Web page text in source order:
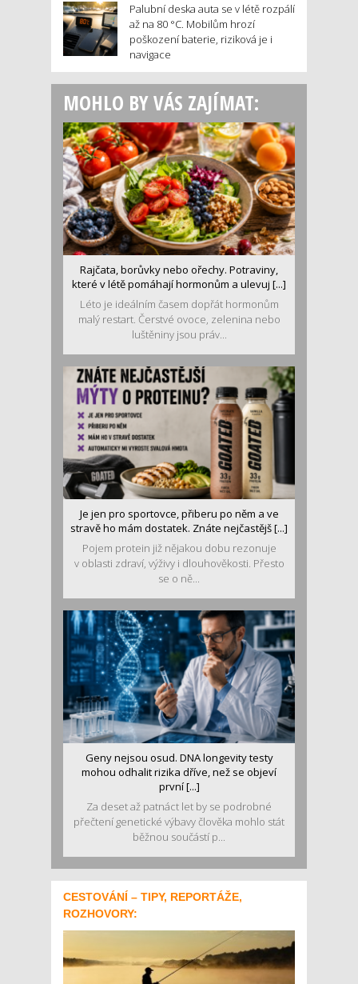
Palubní deska auta se v létě rozpálí
až na 80 °C. Mobilům hrozí
poškození baterie, riziková je i
navigace
MOHLO BY VÁS ZAJÍMAT:
Rajčata, borůvky nebo ořechy. Potraviny,
které v létě pomáhají hormonům a ulevuj [...]
Léto je ideálním časem dopřát hormonům
malý restart. Čerstvé ovoce, zelenina nebo
luštěniny jsou práv...
Je jen pro sportovce, přiberu po něm a ve
stravě ho mám dostatek. Znáte nejčastějš [...]
Pojem protein již nějakou dobu rezonuje
v oblasti zdraví, výživy i dlouhověkosti. Přesto
se o ně...
Geny nejsou osud. DNA longevity testy
mohou odhalit rizika dříve, než se objeví
první [...]
Za deset až patnáct let by se podrobné
přečtení genetické výbavy člověka mohlo stát
běžnou součástí p...
CESTOVÁNÍ – TIPY, REPORTÁŽE,
ROZHOVORY: